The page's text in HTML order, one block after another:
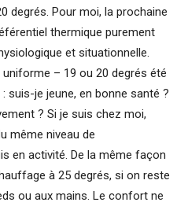
degrés. Pour moi, la prochaine
thermique purement
et situationnelle.
– 19 ou 20 degrés été
suis-je jeune, en bonne santé ?
? Si je suis chez moi,
même niveau de
en activité. De la même façon
à 25 degrés, si on reste
ou aux mains. Le confort ne